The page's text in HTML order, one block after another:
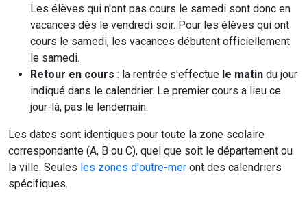
Les élèves qui n'ont pas cours le samedi sont donc en
vacances dès le vendredi soir. Pour les élèves qui ont
cours le samedi, les vacances débutent officiellement
le samedi.
Retour en cours : la rentrée s'effectue le matin du jour
indiqué dans le calendrier. Le premier cours a lieu ce
jour-là, pas le lendemain.
Les dates sont identiques pour toute la zone scolaire
correspondante (A, B ou C), quel que soit le département ou
la ville. Seules les zones d'outre-mer ont des calendriers
spécifiques.